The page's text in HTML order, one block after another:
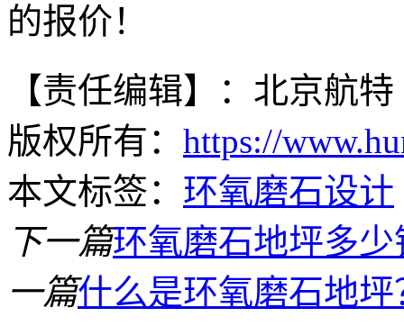
的报价！
【责任编辑】：北京航特
版权所有： https://
本文标签： 环氧磨石设计
下一篇环氧磨石地坪多
一篇什么是环氧磨石地